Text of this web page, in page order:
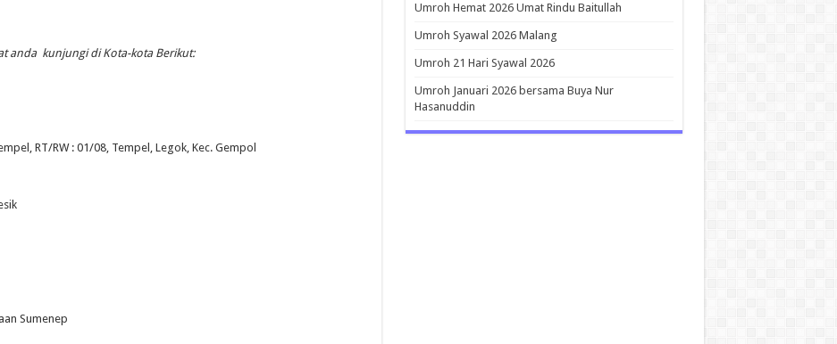
anda kunjungi di Kota-kota Berikut:
RT/RW : 01/08, Tempel, Legok, Kec. Gempol
Sumenep
Umroh Hemat 2026 Umat Rindu Baitullah
Umroh Syawal 2026 Malang
Umroh 21 Hari Syawal 2026
Umroh Januari 2026 bersama Buya Nur
Hasanuddin